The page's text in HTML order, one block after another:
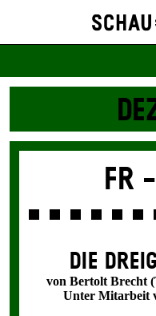
Fr -
DIE
von Bertolt Brecht
Unter Mitarbeit